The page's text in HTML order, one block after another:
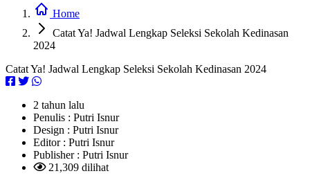
Home
Catat Ya! Jadwal Lengkap Seleksi Sekolah Kedinasan
2024
Catat Ya! Jadwal Lengkap Seleksi Sekolah Kedinasan 2024
2 tahun lalu
Penulis : Putri Isnur
Design : Putri Isnur
Editor : Putri Isnur
Publisher : Putri Isnur
21,309 dilihat